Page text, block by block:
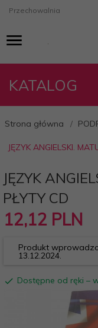
Przechowalnia
KATALOG
Strona główna
JĘZYK ANGIELSKI.
JĘZYK
PŁYTY CD
12,12 PLN
Produkt
13.12.2024.
Dostępne od ręki –